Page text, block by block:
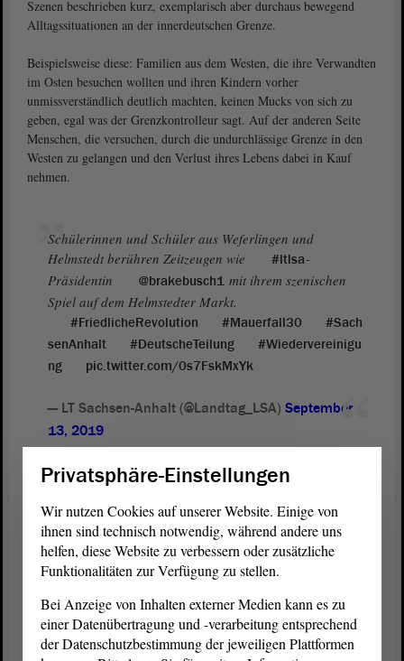
Szenen beschrieben kurz, exemplarisch aber durchaus bewegend
Alltagssituationen an der innerdeutschen Grenze.
Beispielsweise diese: Familien aus dem Westen, die ihre Verwandten
im Osten besuchen wollten und ihren Kindern vorher
unmissverständlich deutlich machten, keinen Mucks von sich zu
geben, egal was der Grenzkontrolleur sagt. Auf der anderen Seite
Menschen, die versuchen, durch die undurchlässige Grenze in den
Westen zu gelangen und den Verlust ihres Lebens dabei in Kauf
nehmen.
Schülerinnen und Schüler aus Weferlingen und
Helmstedt berühren Zeitzeugen wie
#ltlsa-
Präsidentin
@brakebusch1 mit ihrem szenischen
Spiel auf dem Helmstedter Markt.
#FriedlicheRevolution #Mauerfall30
#Sach
senAnhalt
#DeutscheTeilung
#Wiedervereinigu
ng
pic.twitter.com/0s7FskMxYk
— LT Sachsen-Anhalt (@Landtag_LSA) September
13, 2019
Landtagspräsidentin Gabriele Brakebusch war sehr beeindruckt von
der Darstellung der Schüler. Sie hätten es mit einfachen Mitteln
geschafft, sie wieder in die Zeit der politischen Wende und des
Mauerfalls zurückzuversetzen. „Ich war emotional wirklich sehr
berührt“, sagte sie anschließend den Schülerinnern und Schülern
und dankte ihnen für ihr Engagement im Rahmen des Projektes.
Privatsphäre-Einstellungen
Wir nutzen Cookies auf unserer Website. Einige von
ihnen sind technisch notwendig, während andere uns
helfen, diese Website zu verbessern oder zusätzliche
Funktionalitäten zur Verfügung zu stellen.
Bei Anzeige von Inhalten externer Medien kann es zu
einer Datenübertragung und -verarbeitung entsprechend
der Datenschutzbestimmung der jeweiligen Plattformen